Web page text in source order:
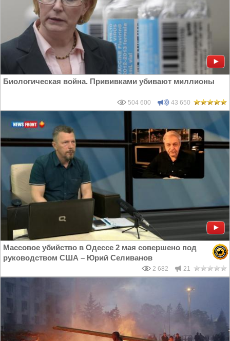
Биологическая война. Прививками убивают миллионы
504 600 43 650
Массовое убийство в Одессе 2 мая совершено под
руководством США – Юрий Селиванов
2 682 21